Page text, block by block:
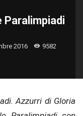
Paralimpiadi
2016
9582
Azzurri di Gloria